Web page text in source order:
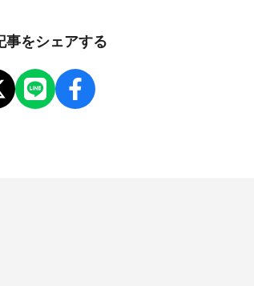
事をシェアする